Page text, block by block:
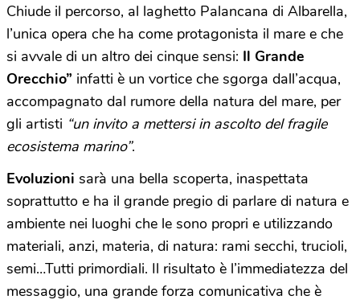
Chiude il percorso, al laghetto Palancana di Albarella,
l’unica opera che ha come protagonista il mare e che
si avvale di un altro dei cinque sensi: Il Grande
Orecchio” infatti è un vortice che sgorga dall’acqua,
accompagnato dal rumore della natura del mare, per
gli artisti “un invito a mettersi in ascolto del fragile
ecosistema marino”.
Evoluzioni sarà una bella scoperta, inaspettata
soprattutto e ha il grande pregio di parlare di natura e
ambiente nei luoghi che le sono propri e utilizzando
materiali, anzi, materia, di natura: rami secchi, trucioli,
semi…Tutti primordiali. Il risultato è l’immediatezza del
messaggio, una grande forza comunicativa che è